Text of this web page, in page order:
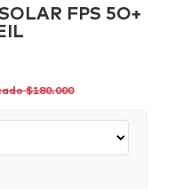
FPS 5O+
$180.000